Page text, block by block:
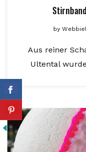
by
Aus reiner
Ultental